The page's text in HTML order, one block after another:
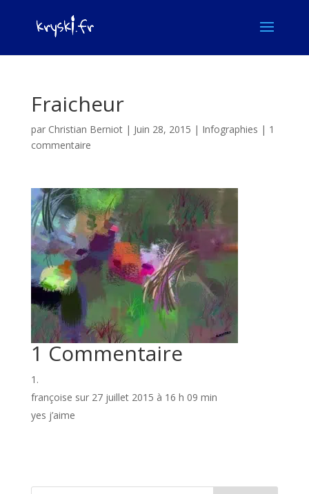
Fraicheur
par Christian Berniot| Juin 28, 2015 | Infographies | 1
commentaire
1 Commentaire
françoise sur 27 juillet 2015 à 16 h 09 min
yes j’aime